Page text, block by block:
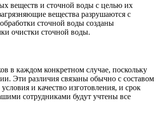
веществ и сточной воды с целью их
вещества разрушаются с
сточной воды созданы
очистки сточной воды.
в каждом конкретном случае, поскольку
Эти различия связаны обычно с составом
и качество изготовления, и срок
сотрудниками будут учтены все